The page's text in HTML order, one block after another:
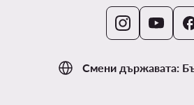
Смени държавата: